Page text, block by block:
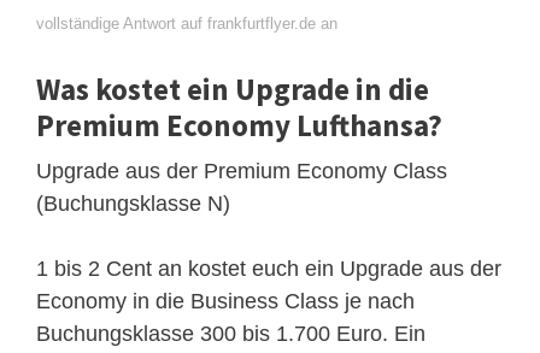
vollständige Antwort auf frankfurtflyer.de an
Was kostet ein Upgrade in die
Premium Economy Lufthansa?
Upgrade aus der Premium Economy Class
(Buchungsklasse N)
1 bis 2 Cent an kostet euch ein Upgrade aus der
Economy in die Business Class je nach
Buchungsklasse 300 bis 1.700 Euro. Ein